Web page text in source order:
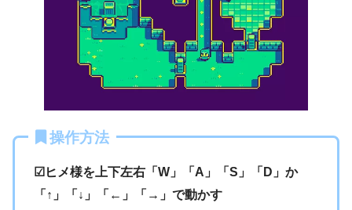
操作方法
☑ヒメ様を上下左右「W」「A」「S」「D」か
「↑」「↓」「←」「→」で動かす